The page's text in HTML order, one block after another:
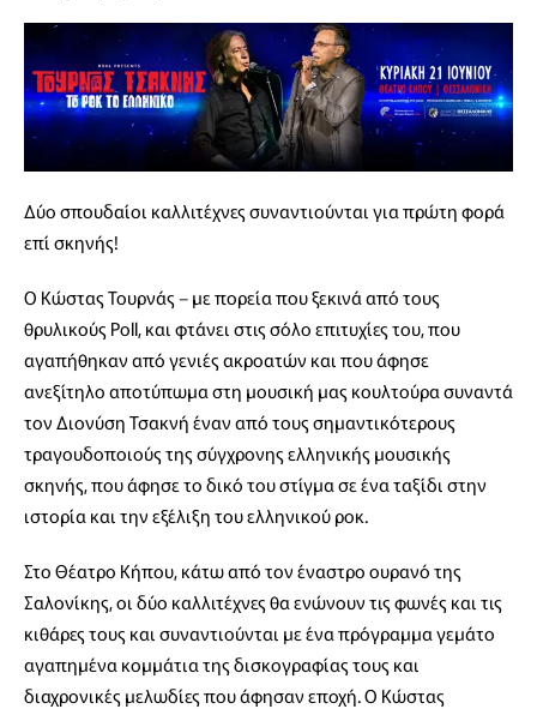
Δύο σπουδαίοι καλλιτέχνες συναντιούνται για πρώτη φορά
επί σκηνής!
Ο Κώστας Τουρνάς – με πορεία που ξεκινά από τους
θρυλικούς Poll, και φτάνει στις σόλο επιτυχίες του, που
αγαπήθηκαν από γενιές ακροατών και που άφησε
ανεξίτηλο αποτύπωμα στη μουσική μας κουλτούρα συναντά
τον Διονύση Τσακνή έναν από τους σημαντικότερους
τραγουδοποιούς της σύγχρονης ελληνικής μουσικής
σκηνής, που άφησε το δικό του στίγμα σε ένα ταξίδι στην
ιστορία και την εξέλιξη του ελληνικού ροκ.
Στο Θέατρο Κήπου, κάτω από τον έναστρο ουρανό της
Σαλονίκης, οι δύο καλλιτέχνες θα ενώνουν τις φωνές και τις
κιθάρες τους και συναντιούνται με ένα πρόγραμμα γεμάτο
αγαπημένα κομμάτια της δισκογραφίας τους και
διαχρονικές μελωδίες που άφησαν εποχή. O Κώστας